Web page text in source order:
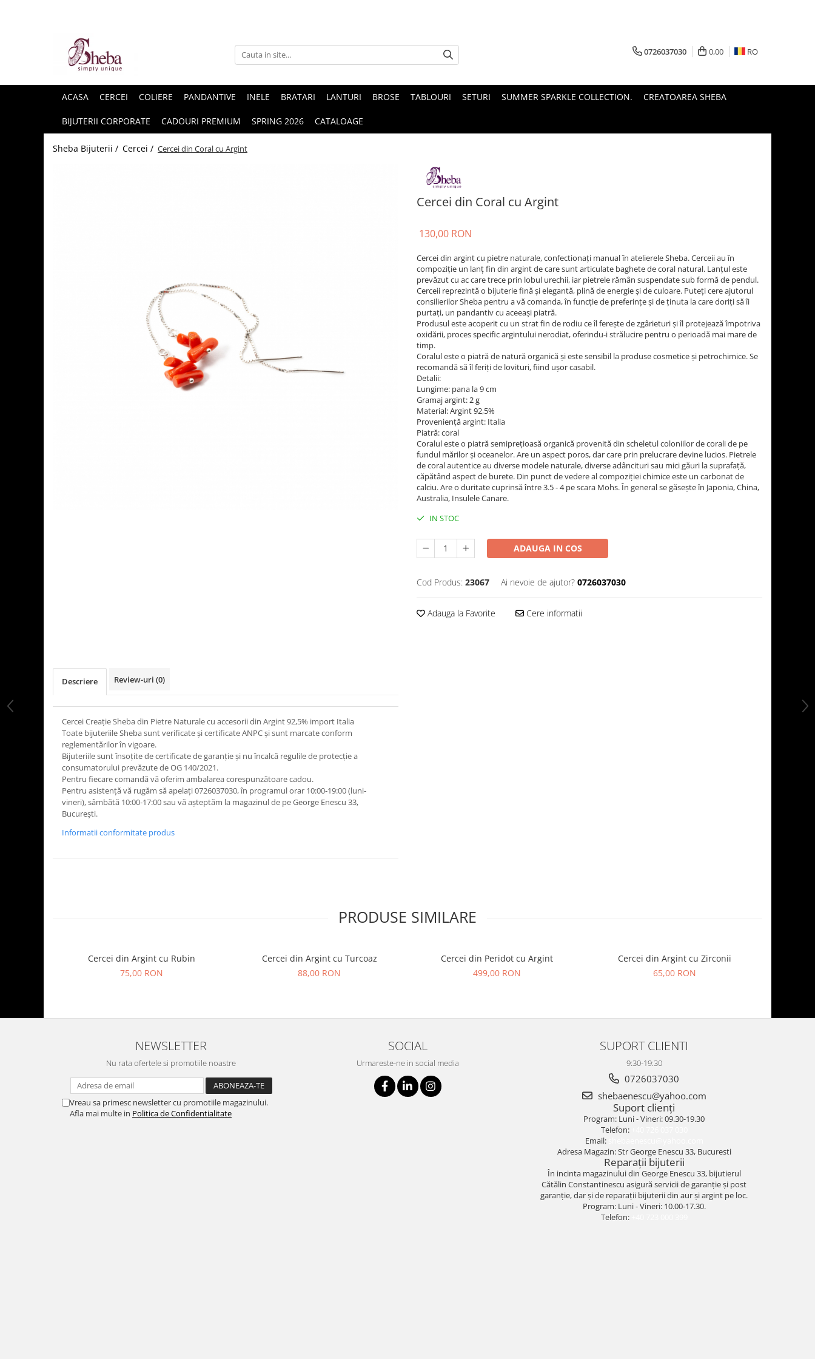
0726037030 0,00 RO
ACASA CERCEI COLIERE PANDANTIVE INELE BRATARI LANTURI BROSE TABLOURI SETURI SUMMER SPARKLE COLLECTION. CREATOAREA SHEBA
BIJUTERII CORPORATE CADOURI PREMIUM SPRING 2026 CATALOAGE
Sheba Bijuterii / Cercei / Cercei din Coral cu Argint
Cercei din Coral cu Argint
130,00 RON
Cercei din argint cu pietre naturale, confectionați manual în atelierele Sheba. Cerceii au în
compoziție un lanț fin din argint de care sunt articulate baghete de coral natural. Lanțul este
prevăzut cu ac care trece prin lobul urechii, iar pietrele rămân suspendate sub formă de pendul.
Cerceii reprezintă o bijuterie fină și elegantă, plină de energie și de culoare. Puteți cere ajutorul
consilierilor Sheba pentru a vă comanda, în funcție de preferințe și de ținuta la care doriți să îi
purtați, un pandantiv cu aceeași piatră.
Produsul este acoperit cu un strat fin de rodiu ce îl ferește de zgârieturi și îl protejează împotriva
oxidării, proces specific argintului nerodiat, oferindu-i strălucire pentru o perioadă mai mare de
timp.
Coralul este o piatră de natură organică și este sensibil la produse cosmetice și petrochimice. Se
recomandă să îl feriți de lovituri, fiind ușor casabil.
Detalii:
Lungime: pana la 9 cm
Gramaj argint: 2 g
Material: Argint 92,5%
Provenienţă argint: Italia
Piatră: coral
Coralul este o piatră semipreţioasă organică provenită din scheletul coloniilor de corali de pe
fundul mărilor și oceanelor. Are un aspect poros, dar care prin prelucrare devine lucios. Pietrele
de coral autentice au diverse modele naturale, diverse adâncituri sau mici găuri la suprafață,
căpătând aspect de burete. Din punct de vedere al compoziției chimice este un carbonat de
calciu. Are o duritate cuprinsă între 3.5 - 4 pe scara Mohs. În general se găsește în Japonia, China,
Australia, Insulele Canare.
IN STOC
ADAUGA IN COS
Cod Produs: 23067 Ai nevoie de ajutor? 0726037030
Adauga la Favorite Cere informatii
Descriere Review-uri (0)
Cercei Creație Sheba din Pietre Naturale cu accesorii din Argint 92,5% import Italia
Toate bijuteriile Sheba sunt verificate şi certificate ANPC și sunt marcate conform
reglementărilor în vigoare.
Bijuteriile sunt însoţite de certificate de garanţie și nu încalcă regulile de protecție a
consumatorului prevăzute de OG 140/2021.
Pentru fiecare comandă vă oferim ambalarea corespunzătoare cadou.
Pentru asistență vă rugăm să apelați 0726037030, în programul orar 10:00‐19:00 (luni‐
vineri), sâmbătă 10:00‐17:00 sau vă așteptăm la magazinul de pe George Enescu 33,
București.
Informatii conformitate produs
PRODUSE SIMILARE
Cercei din Argint cu Rubin
75,00 RON
Cercei din Argint cu Turcoaz
88,00 RON
Cercei din Peridot cu Argint
499,00 RON
Cercei din Argint cu Zirconii
65,00 RON
NEWSLETTER
Nu rata ofertele si promotiile noastre
Vreau sa primesc newsletter cu promotiile magazinului.
Afla mai multe in Politica de Confidentialitate
SOCIAL
Urmareste-ne in social media
SUPORT CLIENTI
9:30-19:30
0726037030
shebaenescu@yahoo.com
Suport clienți
Program: Luni - Vineri: 09.30-19.30
Telefon:
Email:
Adresa Magazin: Str George Enescu 33, Bucuresti
Reparații bijuterii
În incinta magazinului din George Enescu 33, bijutierul
Cătălin Constantinescu asigură servicii de garanție și post
garanție, dar și de reparații bijuterii din aur și argint pe loc.
Program: Luni - Vineri: 10.00-17.30.
Telefon: